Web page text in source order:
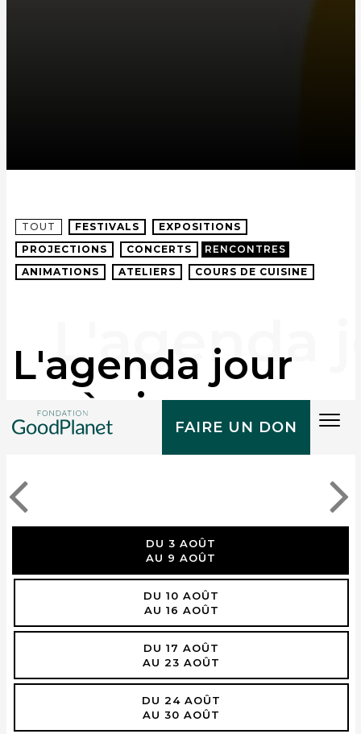
FAIRE UN DON
TOUT FESTIVALS
EXPOSITIONS
PROJECTIONS
CONCERTS
RENCONTRES
ANIMATIONS
ATELIERS COURS DE CUISINE
L'agenda jour
après jour
DU 3 AOÛT
AU 9 AOÛT
DU 10 AOÛT
AU 16 AOÛT
DU 17 AOÛT
AU 23 AOÛT
DU 24 AOÛT
AU 30 AOÛT